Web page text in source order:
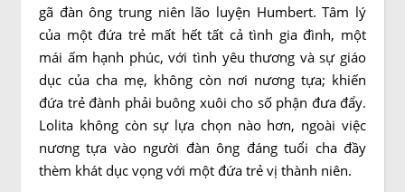
gã đàn ông trung niên lão luyện Humbert. Tâm lý
của một đứa trẻ mất hết tất cả tình gia đình, một
mái ấm hạnh phúc, với tình yêu thương và sự giáo
dục của cha mẹ, không còn nơi nương tựa; khiến
đứa trẻ đành phải buông xuôi cho số phận đưa đẩy.
Lolita không còn sự lựa chọn nào hơn, ngoài việc
nương tựa vào người đàn ông đáng tuổi cha đầy
thèm khát dục vọng với một đứa trẻ vị thành niên.